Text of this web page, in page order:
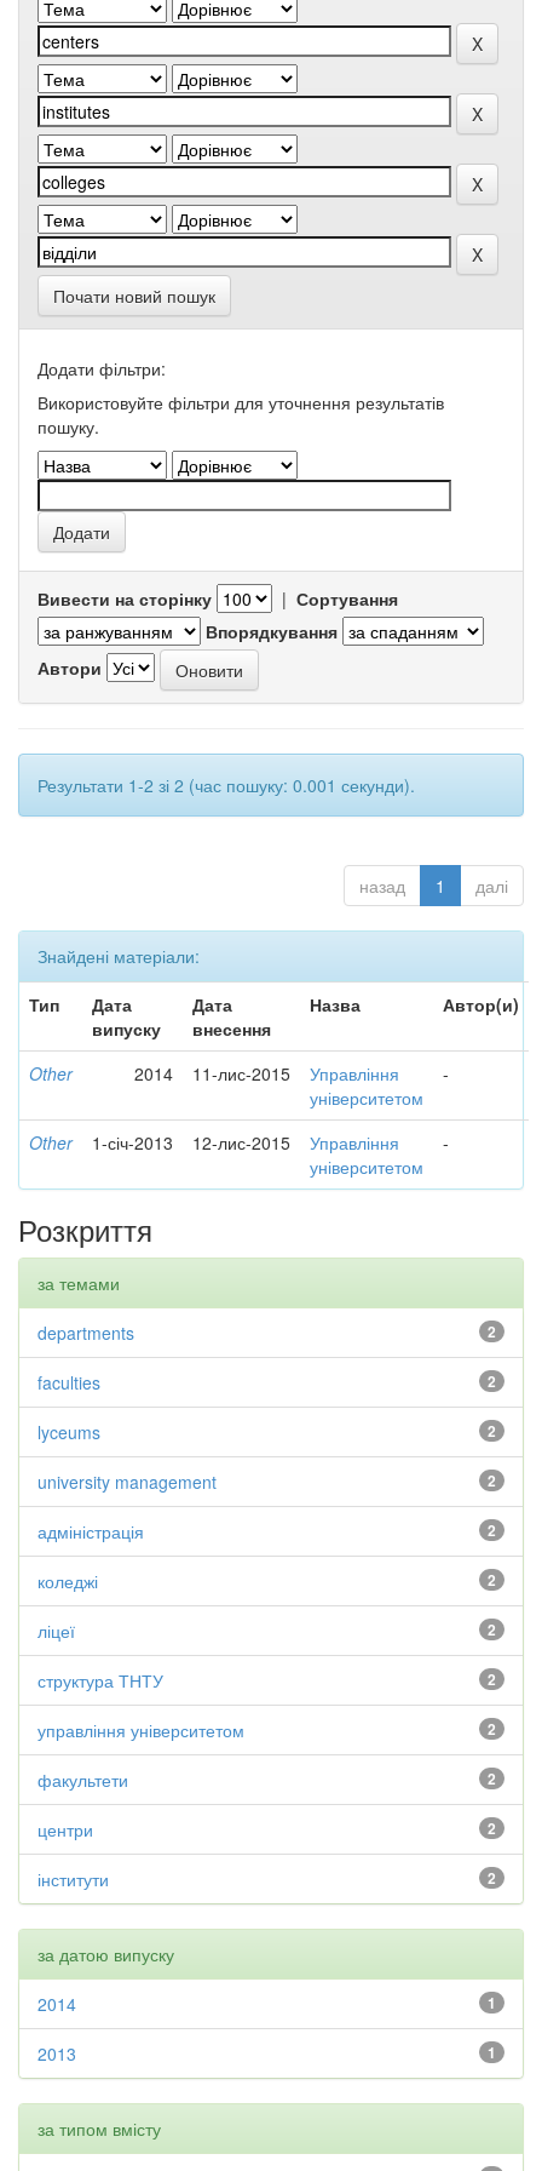
Почати новий пошук
Додати фільтри:
Використовуйте фільтри для уточнення результатів
пошуку.
Вивести на сторінку | Сортування
Впорядкування
Автори
Результати 1-2 зі 2 (час пошуку: 0.001 секунди).
назад 1 далі
Знайдені матеріали:
Тип
Дата
випуску
Дата
внесення
Назва Автор(и)
Other 2014 11-лис-2015
Управління
університетом
-
Other 1-січ-2013 12-лис-2015
Управління
університетом
-
Розкриття
за темами
2
departments
2
faculties
2
lyceums
2
university management
2
адміністрація
2
коледжі
2
ліцеї
2
структура ТНТУ
2
управління університетом
2
факультети
2
центри
2
інститути
за датою випуску
1
2014
1
2013
за типом вмісту